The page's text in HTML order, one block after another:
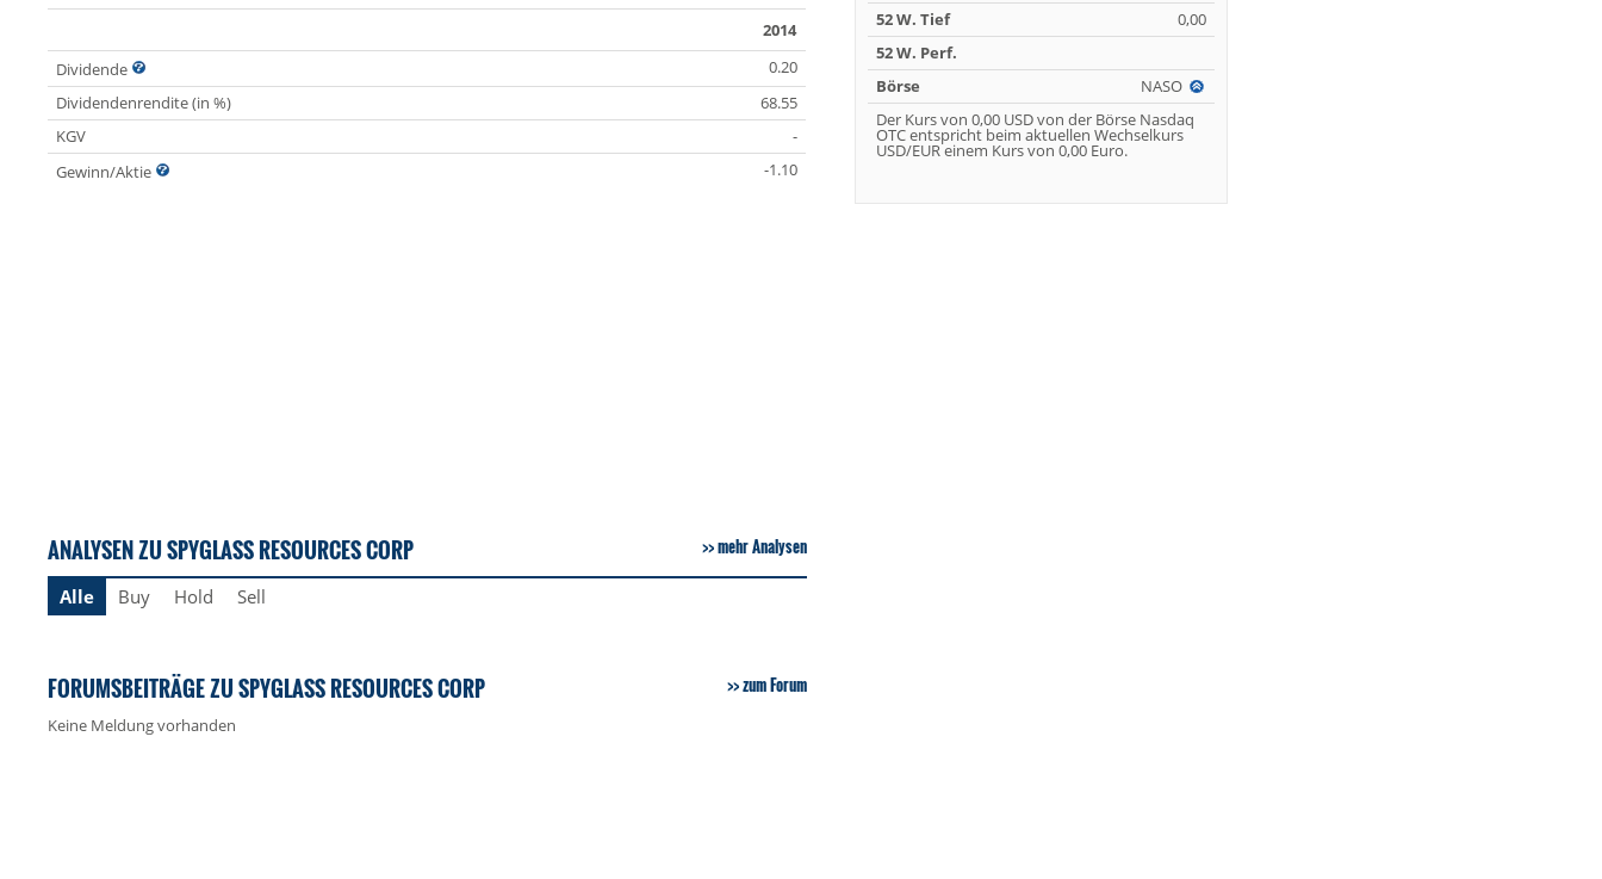
2014
Dividende
0.20
Dividendenrendite (in %)
68.55
KGV
-
Gewinn/Aktie
-1.10
ANALYSEN ZU SPYGLASS RESOURCES CORP mehr Analysen
Alle Buy Hold Sell
FORUMSBEITRÄGE ZU SPYGLASS RESOURCES CORP zum Forum
Keine Meldung vorhanden
52 W. Tief
0,00
52 W. Perf.
Börse
NASO
Der Kurs von 0,00 USD von der Börse Nasdaq
OTC entspricht beim aktuellen Wechselkurs
USD/EUR einem Kurs von 0,00 Euro.